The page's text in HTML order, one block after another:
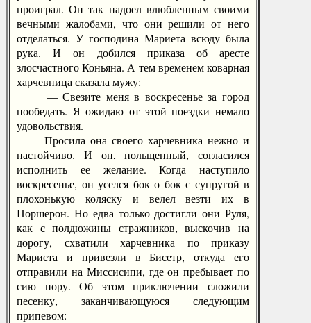
проиграл. Он так надоел влюбленным своими
вечными жалобами, что они решили от него
отделаться. У господина Мариета всюду была
рука. И он добился приказа об аресте
злосчастного Коньяна. А тем временем коварная
харчевница сказала мужу:
— Свезите меня в воскресенье за город
пообедать. Я ожидаю от этой поездки немало
удовольствия.
Просила она своего харчевника нежно и
настойчиво. И он, польщенный, согласился
исполнить ее желание. Когда наступило
воскресенье, он уселся бок о бок с супругой в
плохонькую коляску и велел везти их в
Поршерон. Но едва только достигли они Руля,
как с полдюжины стражников, выскочив на
дорогу, схватили харчевника по приказу
Мариета и привезли в Бисетр, откуда его
отправили на Миссисипи, где он пребывает по
сию пору. Об этом приключении сложили
песенку, заканчивающуюся следующим
припевом: